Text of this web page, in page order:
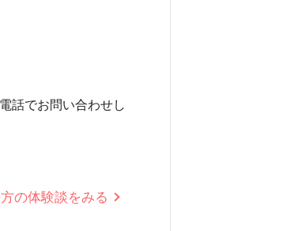
話でお問い合わせし
の体験談をみる